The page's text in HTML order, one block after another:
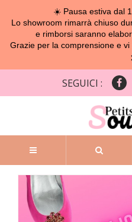
☀️ Pausa estiva dal
Lo showroom rimarrà chiuso
e rimborsi saranno
Grazie per la comprensione e
SEGUICI :